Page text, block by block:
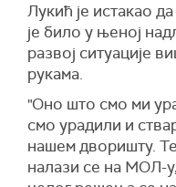
Лукић је истакао
је било у њеној
развој ситуације
рукама.
"Оно што смо ми
смо урадили и
нашем дворишту.
налази се на МОЛ-